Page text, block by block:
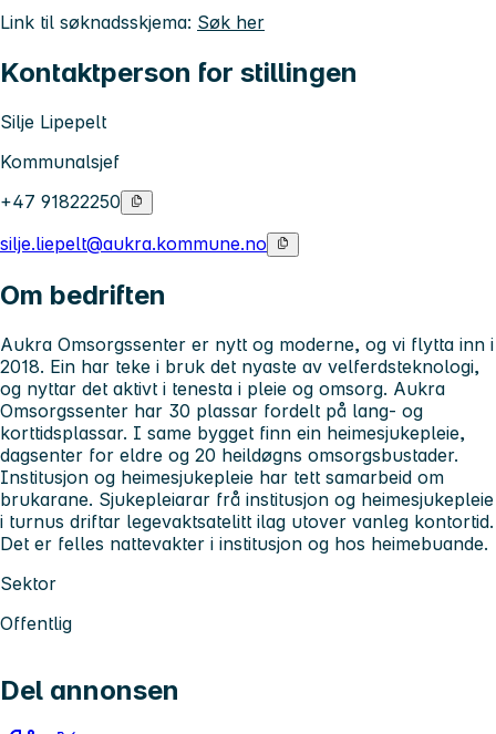
Link til søknadsskjema: Søk her
Kontaktperson for stillingen
Silje Lipepelt
Kommunalsjef
+47 91822250
silje.liepelt@aukra.kommune.no
Om bedriften
Aukra Omsorgssenter er nytt og moderne, og vi flytta inn i
2018. Ein har teke i bruk det nyaste av velferdsteknologi,
og nyttar det aktivt i tenesta i pleie og omsorg. Aukra
Omsorgssenter har 30 plassar fordelt på lang- og
korttidsplassar. I same bygget finn ein heimesjukepleie,
dagsenter for eldre og 20 heildøgns omsorgsbustader.
Institusjon og heimesjukepleie har tett samarbeid om
brukarane. Sjukepleiarar frå institusjon og heimesjukepleie
i turnus driftar legevaktsatelitt ilag utover vanleg kontortid.
Det er felles nattevakter i institusjon og hos heimebuande.
Sektor
Offentlig
Del annonsen